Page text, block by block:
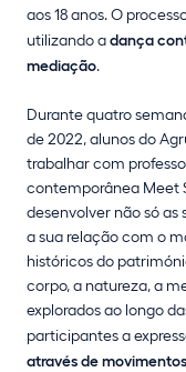
aos 18 anos. O
utilizando adança
mediação.
Durante quatro
de 2022, alunos do
trabalhar com
contemporânea Meet
desenvolver não só
a sua relação com o
históricos do
corpo, a natureza, a
explorados ao longo
participantes a
através de